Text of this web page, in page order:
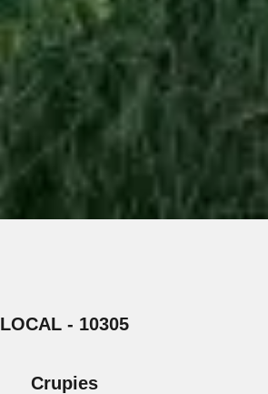
LOCAL - 10305
Crupies